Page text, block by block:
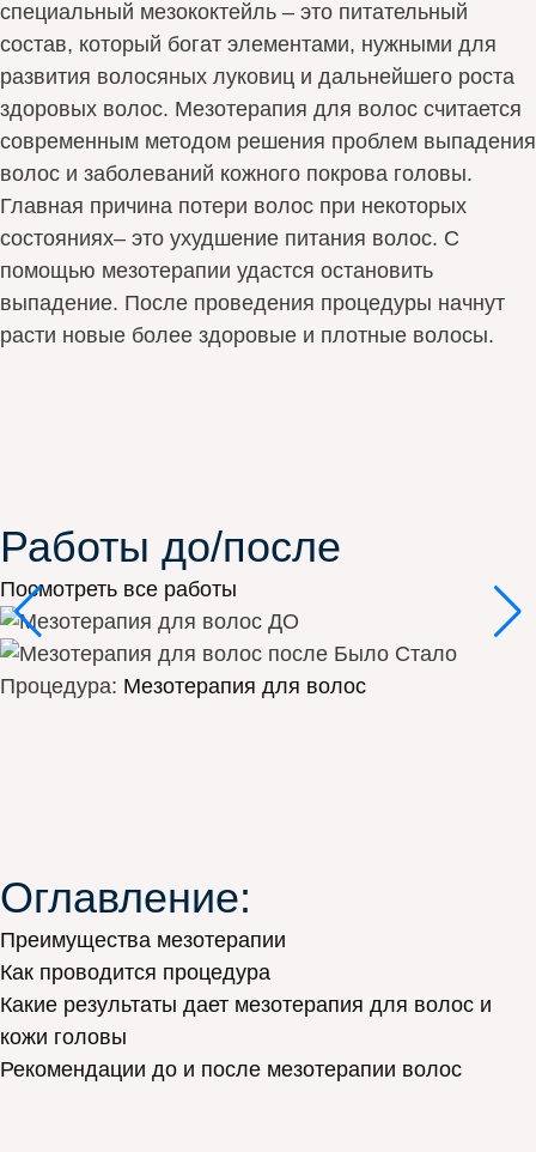
специальный мезококтейль – это питательный
состав, который богат элементами, нужными для
развития волосяных луковиц и дальнейшего роста
здоровых волос. Мезотерапия для волос считается
современным методом решения проблем выпадения
волос и заболеваний кожного покрова головы.
Главная причина потери волос при некоторых
состояниях– это ухудшение питания волос. С
помощью мезотерапии удастся остановить
выпадение. После проведения процедуры начнут
расти новые более здоровые и плотные волосы.
Работы до/после
Посмотреть все работы
Было Стало
Процедура: Мезотерапия для волос
Оглавление:
Преимущества мезотерапии
Как проводится процедура
Какие результаты дает мезотерапия для волос и
кожи головы
Рекомендации до и после мезотерапии волос